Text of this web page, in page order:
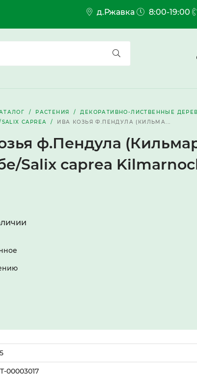
д.Ржавка 8:00-19:00
РАСТЕНИЯ ДЕКОРАТИВНО-ЛИСТВЕННЫЕ
CAPREA
ИВА КОЗЬЯ Ф.ПЕНДУЛА (КИЛЬМА...
ф.Пендула
Salix caprea
00003017